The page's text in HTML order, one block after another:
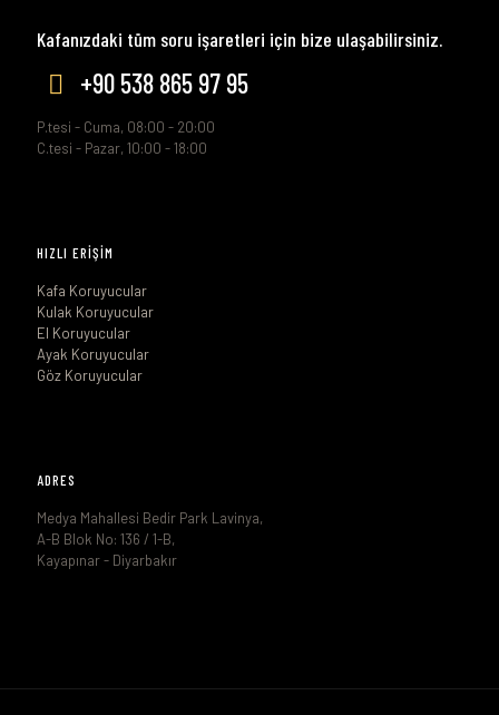
Kafanızdaki tüm soru işaretleri için bize ulaşabilirsiniz.
+90 538 865 97 95
P.tesi - Cuma, 08:00 - 20:00
C.tesi - Pazar, 10:00 - 18:00
HIZLI ERİŞİM
Kafa Koruyucular
Kulak Koruyucular
El Koruyucular
Ayak Koruyucular
Göz Koruyucular
ADRES
Medya Mahallesi Bedir Park Lavinya,
A-B Blok No: 136 / 1-B,
Kayapınar - Diyarbakır